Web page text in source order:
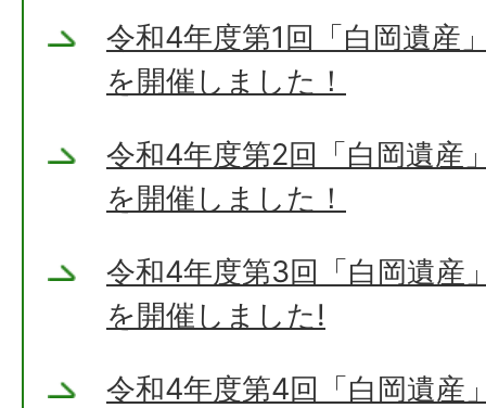
令和4年度第1回「白岡遺産
を開催しました！
令和4年度第2回「白岡遺産
を開催しました！
令和4年度第3回「白岡遺産
を開催しました!
令和4年度第4回「白岡遺産